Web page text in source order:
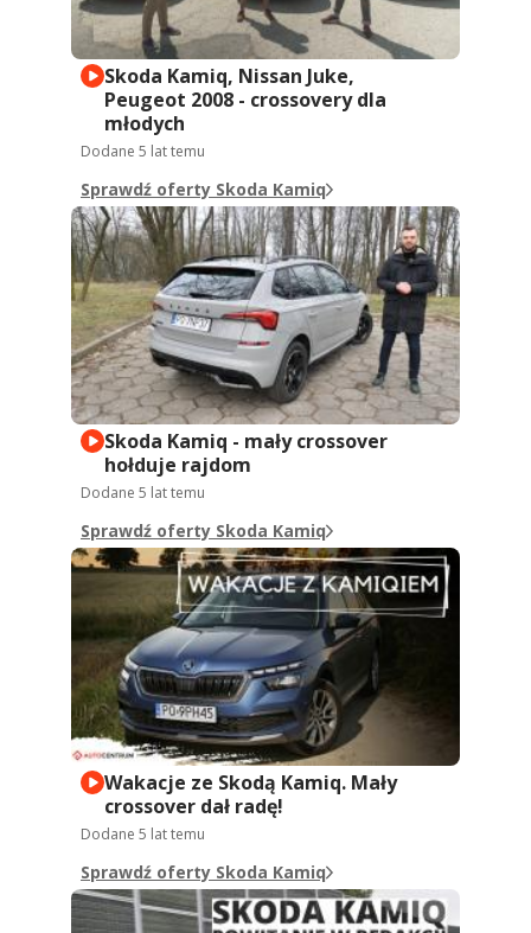
Skoda Kamiq, Nissan Juke,
Peugeot 2008 - crossovery dla
młodych
Dodane 5 lat temu
Sprawdź oferty Skoda Kamiq
Skoda Kamiq - mały crossover
hołduje rajdom
Dodane 5 lat temu
Sprawdź oferty Skoda Kamiq
Wakacje ze Skodą Kamiq. Mały
crossover dał radę!
Dodane 5 lat temu
Sprawdź oferty Skoda Kamiq